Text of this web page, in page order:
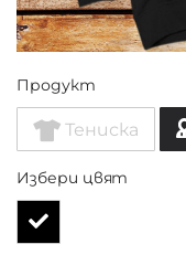
Продукт
Тениска
Избери цвят